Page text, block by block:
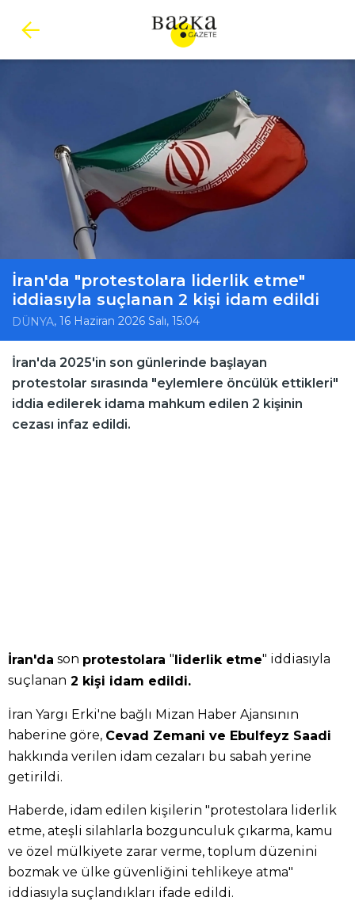
İran'da "protestolara liderlik etme"
iddiasıyla suçlanan 2 kişi idam edildi
DÜNYA, 16 Haziran 2026 Salı, 15:04
İran'da 2025'in son günlerinde başlayan
protestolar sırasında "eylemlere öncülük ettikleri"
iddia edilerek idama mahkum edilen 2 kişinin
cezası infaz edildi.
İran'da son protestolara " liderlik etme" iddiasıyla
suçlanan 2 kişi idam edildi.
İran Yargı Erki'ne bağlı Mizan Haber Ajansının
haberine göre, Cevad Zemani ve Ebulfeyz Saadi
hakkında verilen idam cezaları bu sabah yerine
getirildi.
Haberde, idam edilen kişilerin "protestolara liderlik
etme, ateşli silahlarla bozgunculuk çıkarma, kamu
ve özel mülkiyete zarar verme, toplum düzenini
bozmak ve ülke güvenliğini tehlikeye atma"
iddiasıyla suçlandıkları ifade edildi.